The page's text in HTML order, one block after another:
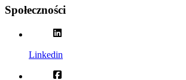
Społeczności
Linkedin